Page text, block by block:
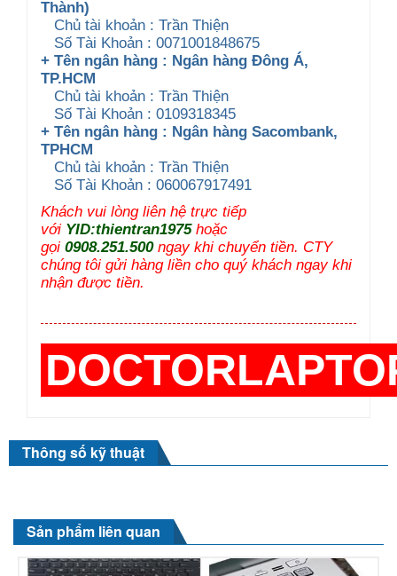
Thành)
Chủ tài khoản : Trần Thiện
Số Tài Khoản : 0071001848675
+ Tên ngân hàng : Ngân hàng Đông Á,
TP.HCM
Chủ tài khoản : Trần Thiện
Số Tài Khoản : 0109318345
+ Tên ngân hàng : Ngân hàng Sacombank,
TPHCM
Chủ tài khoản : Trần Thiện
Số Tài Khoản : 060067917491
Khách vui lòng liên hệ trực tiếp
với YID:thientran1975hoặc
gọi 0908.251.500ngay khi chuyển tiền. CTY
chúng tôi gửi hàng liền cho quý khách ngay khi
nhận được tiền.
Thông số kỹ thuật
Sản phẩm liên quan